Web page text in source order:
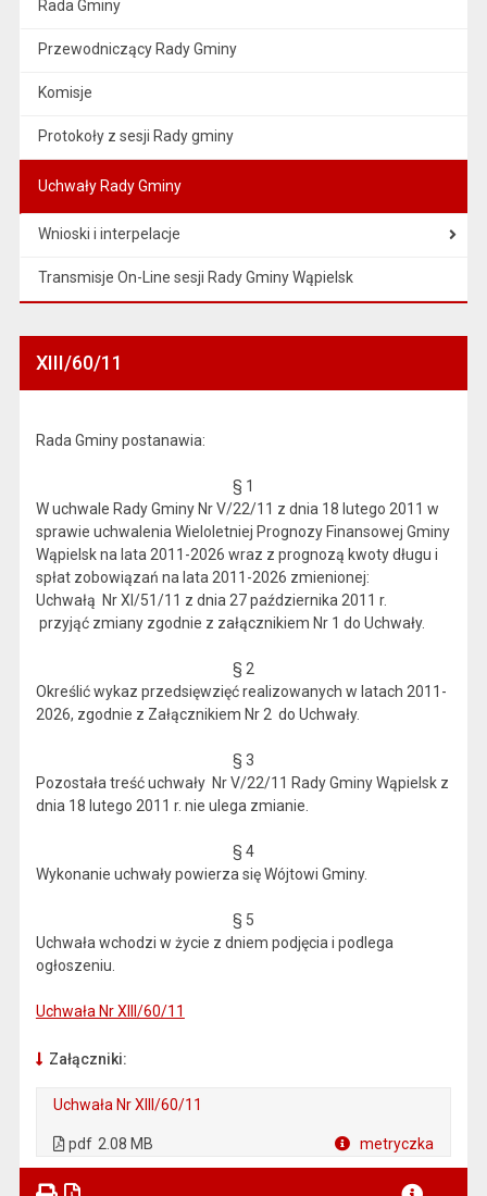
Rada Gminy
Przewodniczący Rady Gminy
Komisje
Protokoły z sesji Rady gminy
Uchwały Rady Gminy
Wnioski i interpelacje
Transmisje On-Line sesji Rady Gminy Wąpielsk
XIII/60/11
Rada Gminy postanawia:
§ 1
W uchwale Rady Gminy Nr V/22/11 z dnia 18 lutego 2011 w
sprawie uchwalenia Wieloletniej Prognozy Finansowej Gminy
Wąpielsk na lata 2011-2026 wraz z prognozą kwoty długu i
spłat zobowiązań na lata 2011-2026 zmienionej:
Uchwałą Nr XI/51/11 z dnia 27 października 2011 r.
przyjąć zmiany zgodnie z załącznikiem Nr 1 do Uchwały.
§ 2
Określić wykaz przedsięwzięć realizowanych w latach 2011-
2026, zgodnie z Załącznikiem Nr 2 do Uchwały.
§ 3
Pozostała treść uchwały Nr V/22/11 Rady Gminy Wąpielsk z
dnia 18 lutego 2011 r. nie ulega zmianie.
§ 4
Wykonanie uchwały powierza się Wójtowi Gminy.
§ 5
Uchwała wchodzi w życie z dniem podjęcia i podlega
ogłoszeniu.
Uchwała Nr XIII/60/11
Załączniki:
Uchwała Nr XIII/60/11
pdf 2.08 MB metryczka